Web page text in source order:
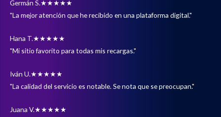
Germán S.★★★★★
"La mejor atención que he recibido en una plataforma digital."
Hana T.★★★★★
"Mi sitio favorito para todas mis recargas."
Iván U.★★★★★
"La calidad del servicio es notable. Se nota que se preocupan."
Juana V.★★★★★